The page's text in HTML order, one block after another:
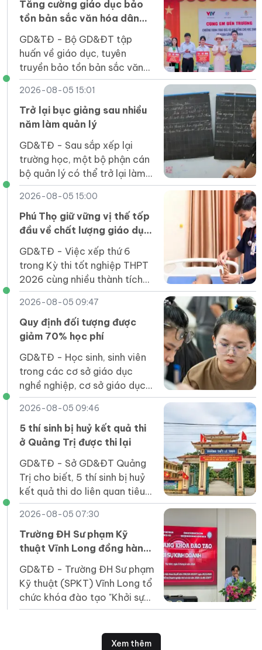
rộng lớn hơn".
Tăng cường giáo dục bảo
tồn bản sắc văn hóa dân
tộc Jrai, Bahnar ở tiểu học
GD&TĐ - Bộ GD&ĐT tập
huấn về giáo dục, tuyên
truyền bảo tồn bản sắc văn
hóa Jrai, Bahnar cho cán bộ
quản lý, giáo viên tiểu học
vùng DT thiểu số.
2026-08-05 15:01
Trở lại bục giảng sau nhiều
năm làm quản lý
GD&TĐ - Sau sắp xếp lại
trường học, một bộ phận cán
bộ quản lý có thể trở lại làm
giáo viên đứng lớp sau nhiều
năm đảm nhiệm công tác
điều hành.
2026-08-05 15:00
Phú Thọ giữ vững vị thế tốp
đầu về chất lượng giáo dục
GD&TĐ - Việc xếp thứ 6
trong Kỳ thi tốt nghiệp THPT
2026 cùng nhiều thành tích
quốc gia, quốc tế đã tiếp tục
khẳng định chất lượng giáo
dục của Phú Thọ.
2026-08-05 09:47
Quy định đối tượng được
giảm 70% học phí
GD&TĐ - Học sinh, sinh viên
trong các cơ sở giáo dục
nghề nghiệp, cơ sở giáo dục
đại học là người dân tộc thiểu
số được giảm bao nhiêu %
học phí.
2026-08-05 09:46
5 thí sinh bị huỷ kết quả thi
ở Quảng Trị được thi lại
GD&TĐ - Sở GD&ĐT Quảng
Trị cho biết, 5 thí sinh bị huỷ
kết quả thi do liên quan tiêu
cực ở điểm thi Trường THPT
Lê Trực được thi lại vào năm
2027.
2026-08-05 07:30
Trường ĐH Sư phạm Kỹ
thuật Vĩnh Long đồng hành
cùng doanh nghiệp khởi
nghiệp
GD&TĐ - Trường ĐH Sư phạm
Kỹ thuật (SPKT) Vĩnh Long tổ
chức khóa đào tạo "Khởi sự
kinh doanh" hỗ trợ doanh
Xem thêm